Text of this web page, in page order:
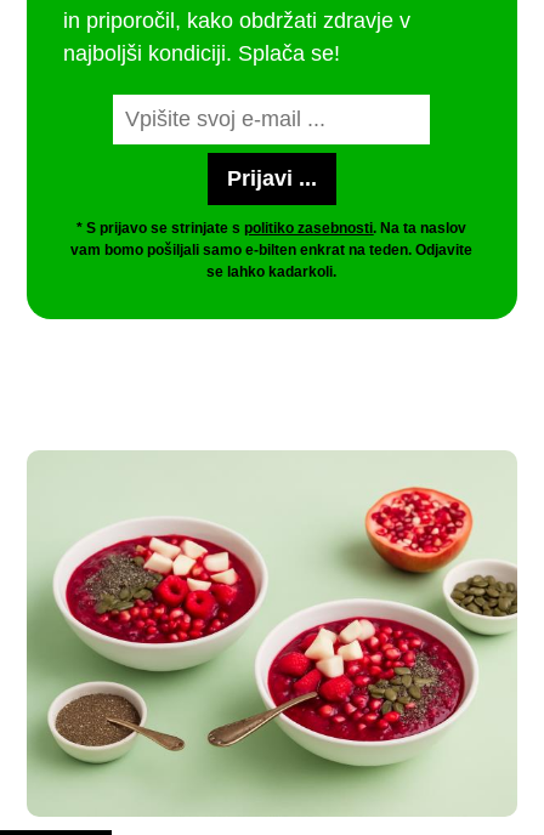
in priporočil, kako obdržati zdravje v
najboljši kondiciji. Splača se!
* S prijavo se strinjate spolitiko zasebnosti. Na ta naslov
vam bomo pošiljali samo e-bilten enkrat na teden. Odjavite
se lahko kadarkoli.